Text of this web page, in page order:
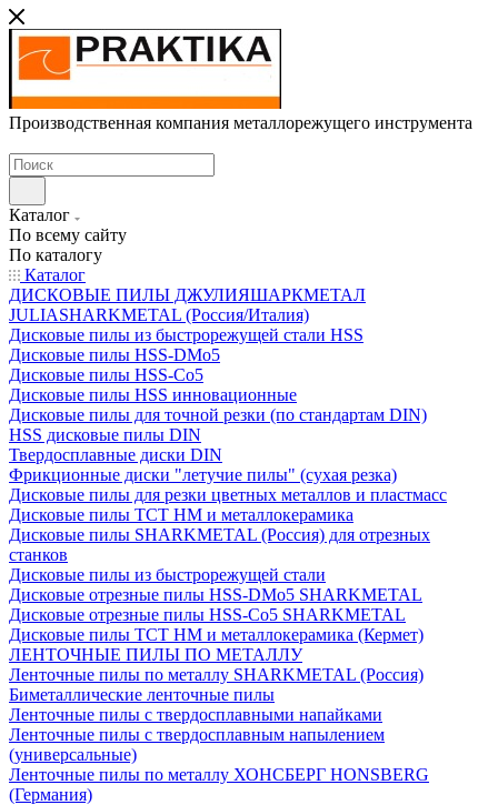
Производственная компания металлорежущего инструмента
Каталог
По всему сайту
По каталогу
Каталог
ДИСКОВЫЕ ПИЛЫ ДЖУЛИЯШАРКМЕТАЛ
JULIASHARKMETAL (Россия/Италия)
Дисковые пилы из быстрорежущей стали HSS
Дисковые пилы HSS-DMo5
Дисковые пилы HSS-Co5
Дисковые пилы HSS инновационные
Дисковые пилы для точной резки (по стандартам DIN)
HSS дисковые пилы DIN
Твердосплавные диски DIN
Фрикционные диски "летучие пилы" (сухая резка)
Дисковые пилы для резки цветных металлов и пластмасс
Дисковые пилы ТСТ НМ и металлокерамика
Дисковые пилы SHARKMETAL (Россия) для отрезных
станков
Дисковые пилы из быстрорежущей стали
Дисковые отрезные пилы HSS-DMo5 SHARKMETAL
Дисковые отрезные пилы HSS-Co5 SHARKMETAL
Дисковые пилы ТСТ НМ и металлокерамика (Кермет)
ЛЕНТОЧНЫЕ ПИЛЫ ПО МЕТАЛЛУ
Ленточные пилы по металлу SHARKMETAL (Россия)
Биметаллические ленточные пилы
Ленточные пилы с твердосплавными напайками
Ленточные пилы с твердосплавным напылением
(универсальные)
Ленточные пилы по металлу ХОНСБЕРГ HONSBERG
(Германия)